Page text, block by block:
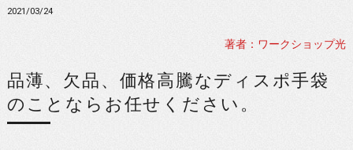
2021/03/24
著者：ワークショップ光
品薄、欠品、価格高騰なディスポ手袋
のことならお任せください。